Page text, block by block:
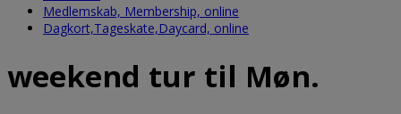
Medlemskab, Membership, online
Dagkort,Tageskate,Daycard, online
weekend tur til Møn.